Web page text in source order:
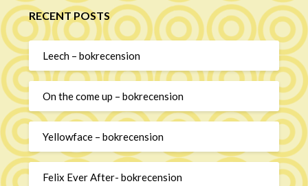
RECENT POSTS
Leech – bokrecension
On the come up – bokrecension
Yellowface – bokrecension
Felix Ever After- bokrecension